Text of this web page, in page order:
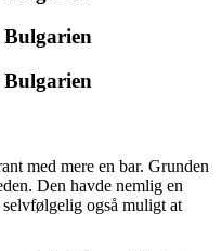
med mere en bar. Grunden
Den havde nemlig en
også muligt at